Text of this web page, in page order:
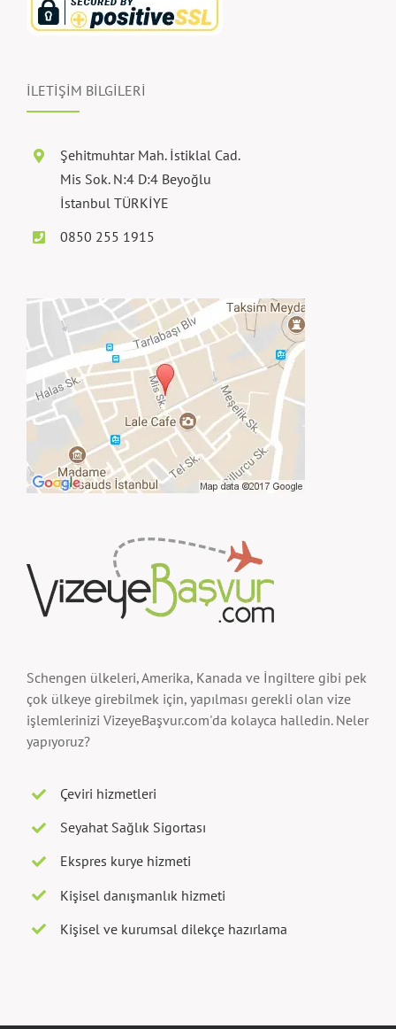
İLETİŞİM BİLGİLERİ
Şehitmuhtar Mah. İstiklal Cad.
Mis Sok. N:4 D:4 Beyoğlu
İstanbul TÜRKİYE
0850 255 1915
Schengen ülkeleri, Amerika, Kanada ve İngiltere gibi pek
çok ülkeye girebilmek için, yapılması gerekli olan vize
işlemlerinizi VizeyeBaşvur.com'da kolayca halledin. Neler
yapıyoruz?
Çeviri hizmetleri
Seyahat Sağlık Sigortası
Ekspres kurye hizmeti
Kişisel danışmanlık hizmeti
Kişisel ve kurumsal dilekçe hazırlama